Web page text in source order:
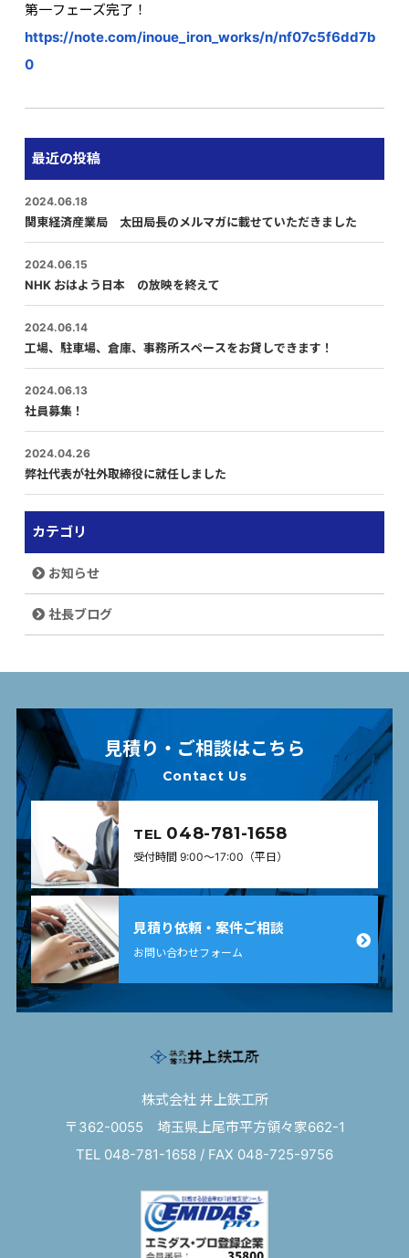
第一フェーズ完了！
https://note.com/inoue_iron_works/n/nf07c5f6dd7b
0
最近の投稿
2024.06.18
関東経済産業局 太田局長のメルマガに載せていただきました
2024.06.15
NHK おはよう日本 の放映を終えて
2024.06.14
工場、駐車場、倉庫、事務所スペースをお貸しできます！
2024.06.13
社員募集！
2024.04.26
弊社代表が社外取締役に就任しました
カテゴリ
お知らせ
社長ブログ
見積り・ご相談はこちら
Contact Us
TEL 048-781-1658
受付時間 9:00〜17:00（平日）
見積り依頼・案件ご相談
お問い合わせフォーム
株式会社 井上鉄工所
〒362-0055 埼玉県上尾市平方領々家662-1
TEL 048-781-1658 / FAX 048-725-9756